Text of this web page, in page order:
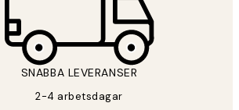
SNABBA LEVERANSER
2-4 arbetsdagar